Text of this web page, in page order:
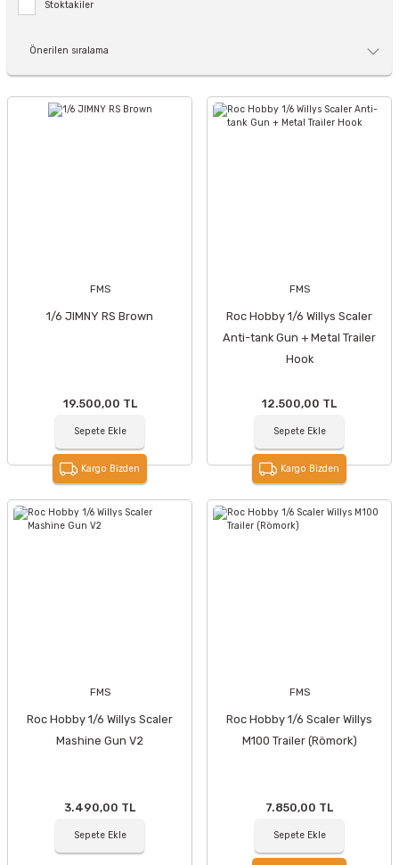
Stoktakiler
FMS
1/6 JIMNY RS Brown
19.500,00 TL
Sepete Ekle
Kargo Bizden
FMS
Roc Hobby 1/6 Willys Scaler
Anti-tank Gun + Metal Trailer
Hook
12.500,00 TL
Sepete Ekle
Kargo Bizden
FMS
Roc Hobby 1/6 Willys Scaler
Mashine Gun V2
3.490,00 TL
Sepete Ekle
FMS
Roc Hobby 1/6 Scaler Willys
M100 Trailer (Römork)
7.850,00 TL
Sepete Ekle